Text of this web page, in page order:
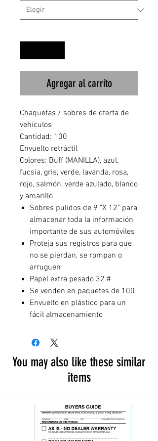
Agregar al carrito
Chaquetas / sobres de oferta de
vehículos
Cantidad: 100
Envuelto retráctil
Colores: Buff (MANILLA), azul,
fucsia, gris, verde, lavanda, rosa,
rojo, salmón, verde azulado, blanco
y amarillo
Sobres pulidos de 9 "X 12" para
almacenar toda la información
importante de sus automóviles
Proteja sus registros para que
no se pierdan, se rompan o
arruguen
Papel extra pesado 32 #
Se venden en paquetes de 100
Envuelto en plástico para un
fácil almacenamiento
You may also like these similar
items